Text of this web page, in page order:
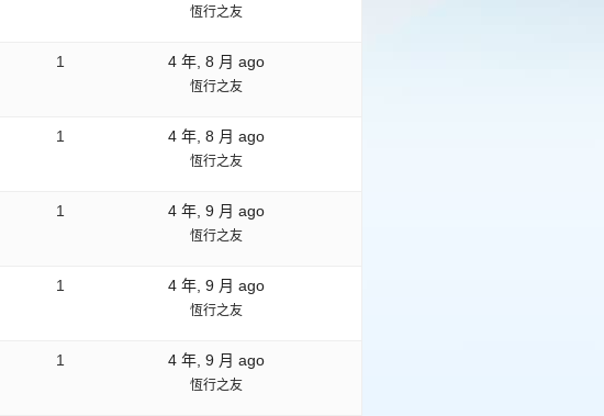
恆行之友
1 4 年, 8 月 ago
恆行之友
1 4 年, 8 月 ago
恆行之友
1 4 年, 9 月 ago
恆行之友
1 4 年, 9 月 ago
恆行之友
1 4 年, 9 月 ago
恆行之友